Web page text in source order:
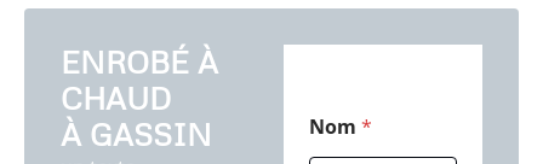
ENROBÉ À
CHAUD
À GASSIN
Nom *